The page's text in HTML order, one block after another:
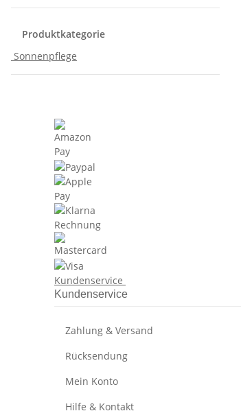
Produktkategorie
Sonnenpflege
Kundenservice
Kundenservice
Zahlung & Versand
Rücksendung
Mein Konto
Hilfe & Kontakt